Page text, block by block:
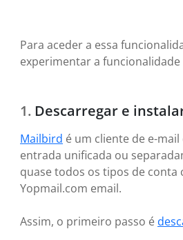
Para aceder a essa
experimentar a
Descarregar e
Mailbird é um cliente de e-
entrada unificada ou
quase todos os tipos de
Yopmail.com email.
Assim, o primeiro passo é